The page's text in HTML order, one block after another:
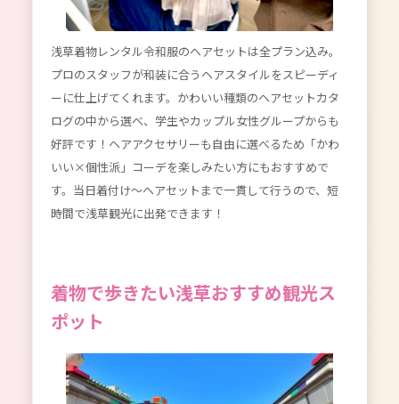
浅草着物レンタル令和服のヘアセットは全プラン込み。
プロのスタッフが和装に合うヘアスタイルをスピーディ
ーに仕上げてくれます。かわいい種類のヘアセットカタ
ログの中から選べ、学生やカップル女性グループからも
好評です！ヘアアクセサリーも自由に選べるため「かわ
いい×個性派」コーデを楽しみたい方にもおすすめで
す。当日着付け～ヘアセットまで一貫して行うので、短
時間で浅草観光に出発できます！
着物で歩きたい浅草おすすめ観光ス
ポット